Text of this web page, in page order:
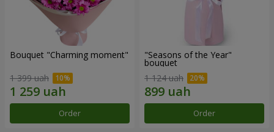
Bouquet "Charming moment"
1 399 uah
Order
"Seasons of the Year"
bouquet
1 124 uah
Order